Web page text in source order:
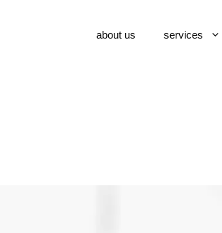
about us services